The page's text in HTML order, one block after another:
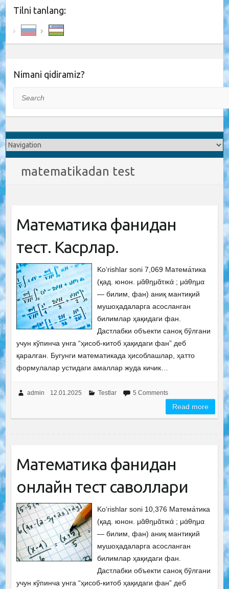
Tilni tanlang:
Nimani qidiramiz?
matematikadan test
Математика фанидан
тест. Касрлар.
Ko‘rishlar soni 7,069 Матема́тика
(қад. юнон. μᾰθημᾰτικά ; μάθημα
— билим, фан) аниқ мантиқий
мушоҳадаларга асосланган
билимлар ҳақидаги фан.
Дастлабки объекти саноқ бўлгани
учун кўпинча унга “ҳисоб-китоб ҳақидаги фан” деб
қаралган. Бугунги математикада ҳисоблашлар, ҳатто
формулалар устидаги амаллар жуда кичик…
admin 12.01.2025 Testlar 5 Comments
Read more
Математика фанидан
онлайн тест саволлари
Ko‘rishlar soni 10,376 Матема́тика
(қад. юнон. μᾰθημᾰτικά ; μάθημα
— билим, фан) аниқ мантиқий
мушоҳадаларга асосланган
билимлар ҳақидаги фан.
Дастлабки объекти саноқ бўлгани
учун кўпинча унга “ҳисоб-китоб ҳақидаги фан” деб